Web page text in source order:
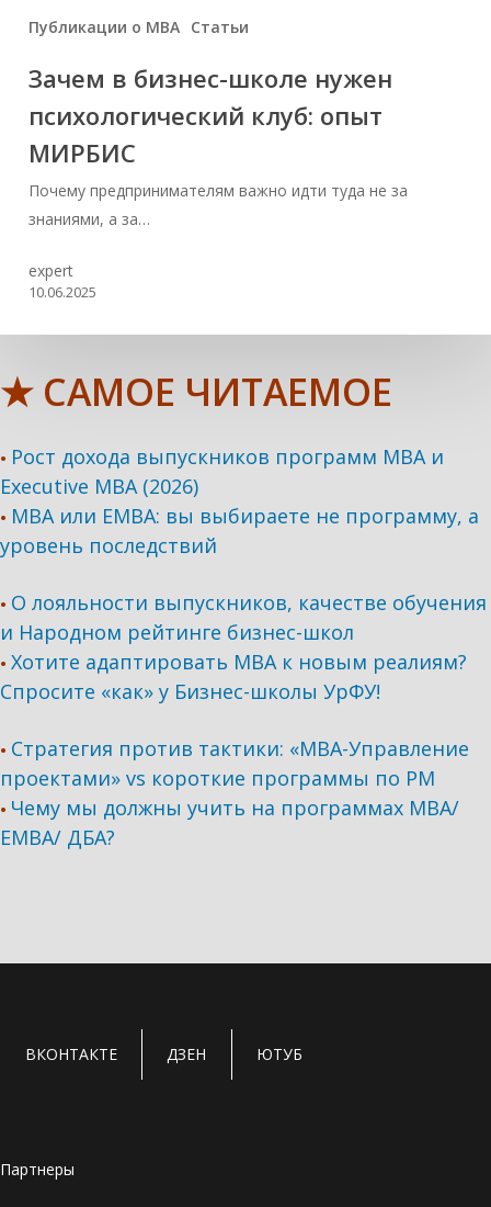
Публикации о МВА Статьи
Зачем в бизнес-школе нужен
психологический клуб: опыт
МИРБИС
Почему предпринимателям важно идти туда не за
знаниями, а за…
expert
10.06.2025
★ САМОЕ ЧИТАЕМОЕ
• Рост дохода выпускников программ МВА и
Executive MBA (2026)
• MBA или EMBA: вы выбираете не программу, а
уровень последствий
• О лояльности выпускников, качестве обучения
и Народном рейтинге бизнес-школ
•Хотите адаптировать МВА к новым реалиям?
Спросите «как» у Бизнес-школы УрФУ!
• Стратегия против тактики: «МВА-Управление
проектами» vs короткие программы по PM
• Чему мы должны учить на программах МВА/
ЕМВА/ ДБА?
ВКОНТАКТЕ ДЗЕН ЮТУБ
Партнеры